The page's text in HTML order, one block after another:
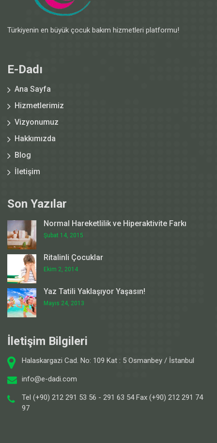
Türkiyenin en büyük çocuk bakım hizmetleri platformu!
E-Dadı
Ana Sayfa
Hizmetlerimiz
Vizyonumuz
Hakkımızda
Blog
İletişim
Son Yazılar
Normal Hareketlilik ve Hiperaktivite Farkı
Şubat 14, 2015
Ritalinli Çocuklar
Ekim 2, 2014
Yaz Tatili Yaklaşıyor Yaşasın!
Mayıs 24, 2013
İletişim Bilgileri
Halaskargazi Cad. No: 109 Kat : 5 Osmanbey / İstanbul
info@e-dadi.com
Tel (+90) 212 291 53 56 - 291 63 54 Fax (+90) 212 291 74
97